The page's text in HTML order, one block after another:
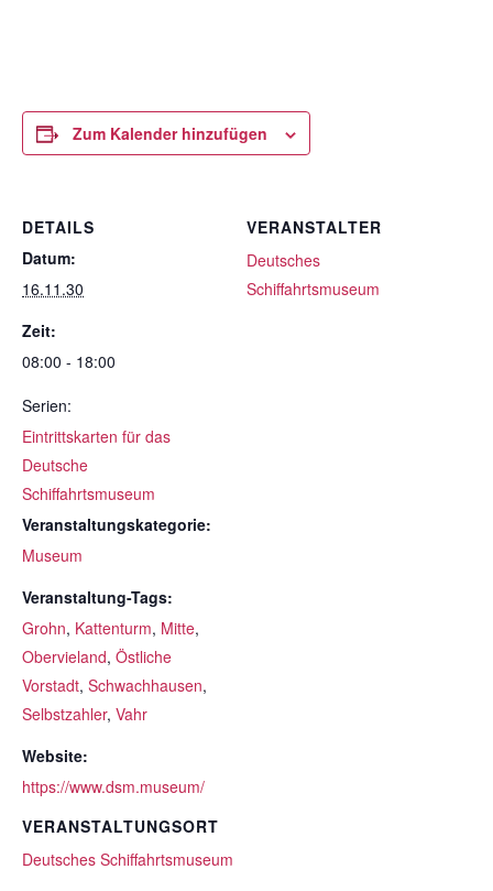
Zum Kalender hinzufügen
DETAILS
Datum:
16.11.30
Zeit:
08:00 - 18:00
Serien:
Eintrittskarten für das
Deutsche
Schiffahrtsmuseum
Veranstaltungskategorie:
Museum
Veranstaltung-Tags:
Grohn, Kattenturm, Mitte,
Obervieland, Östliche
Vorstadt, Schwachhausen,
Selbstzahler, Vahr
Website:
https://www.dsm.museum/
VERANSTALTUNGSORT
Deutsches Schiffahrtsmuseum
VERANSTALTER
Deutsches
Schiffahrtsmuseum